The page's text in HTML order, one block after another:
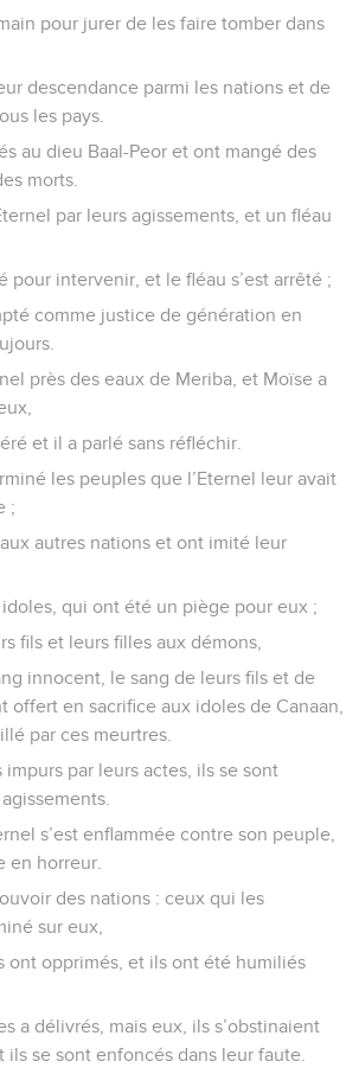
pour jurer de les faire tomber dans
descendance parmi les nations et de
les pays.
au dieu Baal-Peor et ont mangé des
morts.
par leurs agissements, et un fléau
pour intervenir, et le fléau s’est arrêté ;
comme justice de génération en
près des eaux de Meriba, et Moïse a
et il a parlé sans réfléchir.
les peuples que l’Eternel leur avait
;
autres nations et ont imité leur
qui ont été un piège pour eux ;
fils et leurs filles aux démons,
innocent, le sang de leurs fils et de
offert en sacrifice aux idoles de Canaan,
par ces meurtres.
impurs par leurs actes, ils se sont
s’est enflammée contre son peuple,
en horreur.
des nations : ceux qui les
sur eux,
ont opprimés, et ils ont été humiliés
a délivrés, mais eux, ils s’obstinaient
ils se sont enfoncés dans leur faute.